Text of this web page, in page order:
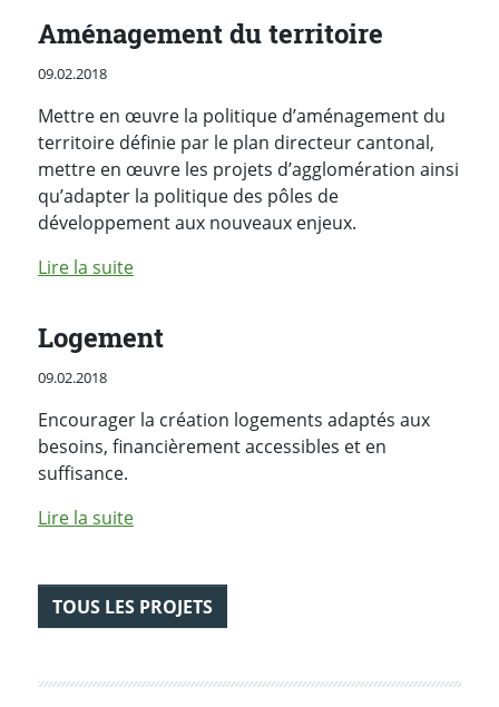
Aménagement du territoire
Publié le
09.02.2018
Mettre en œuvre la politique d’aménagement du
territoire définie par le plan directeur cantonal,
mettre en œuvre les projets d’agglomération ainsi
qu’adapter la politique des pôles de
développement aux nouveaux enjeux.
Lire la suitede l'article "Aménagement du territoire"
Logement
Publié le
09.02.2018
Encourager la création logements adaptés aux
besoins, financièrement accessibles et en
suffisance.
Lire la suitede l'article "Logement"
TOUS LES PROJETS